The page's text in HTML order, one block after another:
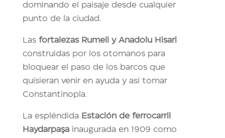
dominando el paisaje desde cualquier
punto de la ciudad.
Las fortalezas Rumeli y Anadolu Hisari
construidas por los otomanos para
bloquear el paso de los barcos que
quisieran venir en ayuda y así tomar
Constantinopla.
La espléndida Estación de ferrocarril
Haydarpaşainaugurada en 1909 como